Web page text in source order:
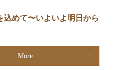
込めて〜いよいよ明日から
More